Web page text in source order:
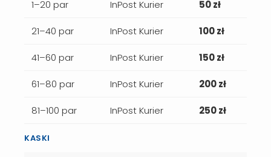
1–20 par InPost Kurier 50 zł
21–40 par InPost Kurier 100 zł
41–60 par InPost Kurier 150 zł
61–80 par InPost Kurier 200 zł
81–100 par InPost Kurier 250 zł
KASKI